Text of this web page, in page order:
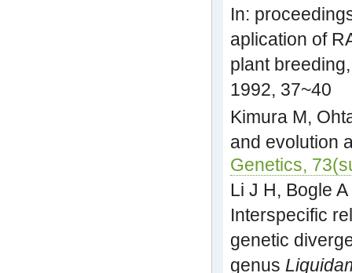
In:
aplication of
plant
1992, 37~40
Kimura M,
and evolution
Genetics,
Li J H, Bogle
Interspecific
genetic
genus